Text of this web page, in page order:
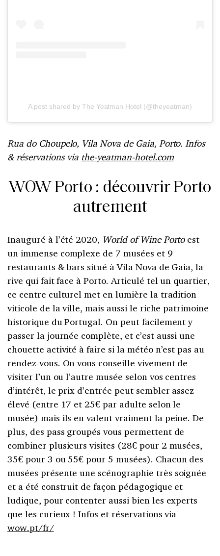
A post shared by The Yeatman Hotel (@theyeatman)
Rua do Choupelo, Vila Nova de Gaia, Porto. Infos
& réservations via the-yeatman-hotel.com
WOW Porto : découvrir Porto
autrement
Inauguré à l’été 2020, World of Wine Portoest
un immense complexe de 7 musées et 9
restaurants & bars situé à Vila Nova de Gaia, la
rive qui fait face à Porto. Articulé tel un quartier,
ce centre culturel met en lumière la tradition
viticole de la ville, mais aussi le riche patrimoine
historique du Portugal. On peut facilement y
passer la journée complète, et c’est aussi une
chouette activité à faire si la météo n’est pas au
rendez-vous. On vous conseille vivement de
visiter l’un ou l’autre musée selon vos centres
d’intérêt, le prix d’entrée peut sembler assez
élevé (entre 17 et 25€ par adulte selon le
musée) mais ils en valent vraiment la peine. De
plus, des pass groupés vous permettent de
combiner plusieurs visites (28€ pour 2 musées,
35€ pour 3 ou 55€ pour 5 musées). Chacun des
musées présente une scénographie très soignée
et a été construit de façon pédagogique et
ludique, pour contenter aussi bien les experts
que les curieux ! Infos et réservations via
wow.pt/fr/